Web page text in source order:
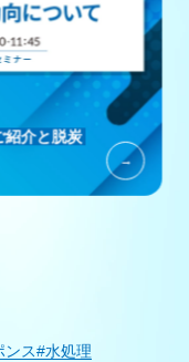
と脱炭
ンス#水処理